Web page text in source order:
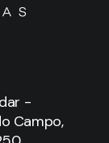
-
Campo,